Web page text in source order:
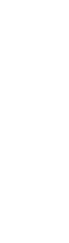
à tes côtes.